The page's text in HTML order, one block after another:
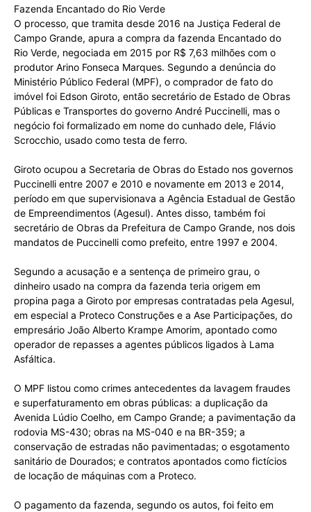
Fazenda Encantado do Rio Verde
O processo, que tramita desde 2016 na Justiça Federal de
Campo Grande, apura a compra da fazenda Encantado do
Rio Verde, negociada em 2015 por R$ 7,63 milhões com o
produtor Arino Fonseca Marques. Segundo a denúncia do
Ministério Público Federal (MPF), o comprador de fato do
imóvel foi Edson Giroto, então secretário de Estado de Obras
Públicas e Transportes do governo André Puccinelli, mas o
negócio foi formalizado em nome do cunhado dele, Flávio
Scrocchio, usado como testa de ferro.
Giroto ocupou a Secretaria de Obras do Estado nos governos
Puccinelli entre 2007 e 2010 e novamente em 2013 e 2014,
período em que supervisionava a Agência Estadual de Gestão
de Empreendimentos (Agesul). Antes disso, também foi
secretário de Obras da Prefeitura de Campo Grande, nos dois
mandatos de Puccinelli como prefeito, entre 1997 e 2004.
Segundo a acusação e a sentença de primeiro grau, o
dinheiro usado na compra da fazenda teria origem em
propina paga a Giroto por empresas contratadas pela Agesul,
em especial a Proteco Construções e a Ase Participações, do
empresário João Alberto Krampe Amorim, apontado como
operador de repasses a agentes públicos ligados à Lama
Asfáltica.
O MPF listou como crimes antecedentes da lavagem fraudes
e superfaturamento em obras públicas: a duplicação da
Avenida Lúdio Coelho, em Campo Grande; a pavimentação da
rodovia MS-430; obras na MS-040 e na BR-359; a
conservação de estradas não pavimentadas; o esgotamento
sanitário de Dourados; e contratos apontados como fictícios
de locação de máquinas com a Proteco.
O pagamento da fazenda, segundo os autos, foi feito em